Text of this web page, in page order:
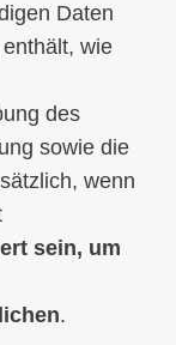
Daten
wie
des
sowie die
wenn
sein, um
.